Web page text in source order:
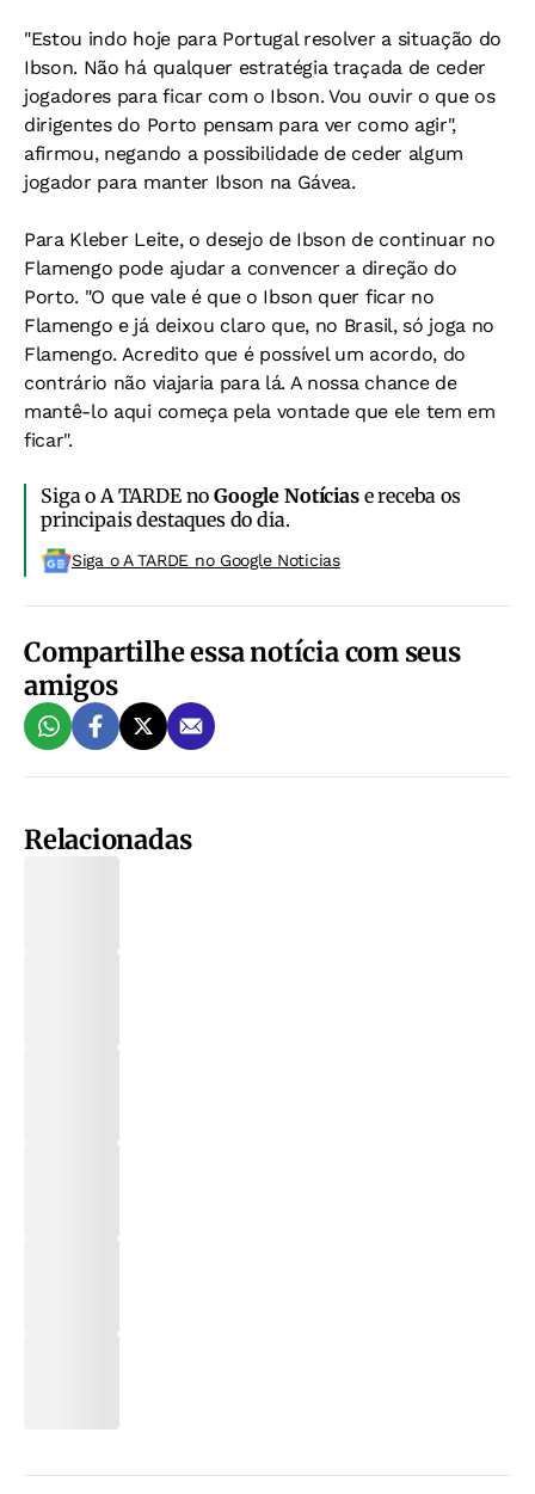
"Estou indo hoje para Portugal resolver a situação do
Ibson. Não há qualquer estratégia traçada de ceder
jogadores para ficar com o Ibson. Vou ouvir o que os
dirigentes do Porto pensam para ver como agir",
afirmou, negando a possibilidade de ceder algum
jogador para manter Ibson na Gávea.
Para Kleber Leite, o desejo de Ibson de continuar no
Flamengo pode ajudar a convencer a direção do
Porto. "O que vale é que o Ibson quer ficar no
Flamengo e já deixou claro que, no Brasil, só joga no
Flamengo. Acredito que é possível um acordo, do
contrário não viajaria para lá. A nossa chance de
mantê-lo aqui começa pela vontade que ele tem em
ficar".
Siga o A TARDE noGoogle Notíciase receba os
principais destaques do dia.
Siga o A TARDE no Google Noticias
Compartilhe essa notícia com seus
amigos
Relacionadas